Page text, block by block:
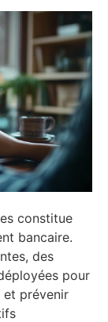
constitue
bancaire.
des
pour
et prévenir